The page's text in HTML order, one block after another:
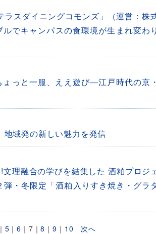
ラスダイニングコモンズ」（運営：株
でキャンパスの食環境が生まれ変わ
ょっと一服、ええ遊び―江戸時代の京
域発の新しい魅力を発信
理融合の学びを結集した 酒粕プロジ
・冬限定「酒粕入りすき焼き・グラ
｜ 5 ｜6 ｜ 7 ｜8 ｜9 ｜ 10 次へ